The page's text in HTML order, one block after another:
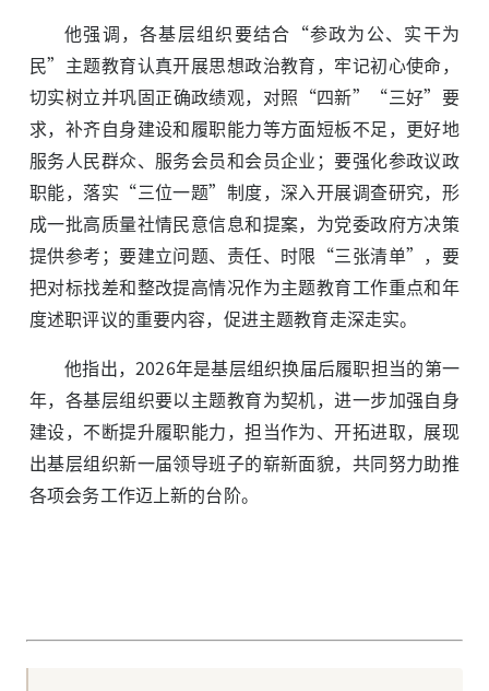
他强调，各基层组织要结合“参政为公、实干为
民”主题教育认真开展思想政治教育，牢记初心使命，
切实树立并巩固正确政绩观，对照“四新”“三好”要
求，补齐自身建设和履职能力等方面短板不足，更好地
服务人民群众、服务会员和会员企业；要强化参政议政
职能，落实“三位一题”制度，深入开展调查研究，形
成一批高质量社情民意信息和提案，为党委政府方决策
提供参考；要建立问题、责任、时限“三张清单”，要
把对标找差和整改提高情况作为主题教育工作重点和年
度述职评议的重要内容，促进主题教育走深走实。
他指出，2026年是基层组织换届后履职担当的第一
年，各基层组织要以主题教育为契机，进一步加强自身
建设，不断提升履职能力，担当作为、开拓进取，展现
出基层组织新一届领导班子的崭新面貌，共同努力助推
各项会务工作迈上新的台阶。